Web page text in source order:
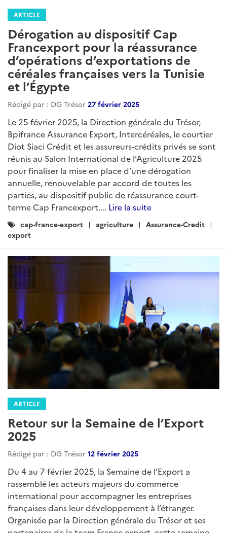
ARTICLE
Dérogation au dispositif Cap
Francexport pour la réassurance
d’opérations d’exportations de
céréales françaises vers la Tunisie
et l’Égypte
Rédigé par : DG Trésor 27 février 2025
Le 25 février 2025, la Direction générale du Trésor,
Bpifrance Assurance Export, Intercéréales, le courtier
Diot Siaci Crédit et les assureurs-crédits privés se sont
réunis au Salon International de l’Agriculture 2025
pour finaliser la mise en place d’une dérogation
annuelle, renouvelable par accord de toutes les
parties, au dispositif public de réassurance court-
terme Cap Francexport.... Lire la suite
Catégories
:
cap-france-export agriculture
Assurance-Credit
export
ARTICLE
Retour sur la Semaine de l’Export
2025
Rédigé par : DG Trésor 12 février 2025
Du 4 au 7 février 2025, la Semaine de l’Export a
rassemblé les acteurs majeurs du commerce
international pour accompagner les entreprises
françaises dans leur développement à l’étranger.
Organisée par la Direction générale du Trésor et ses